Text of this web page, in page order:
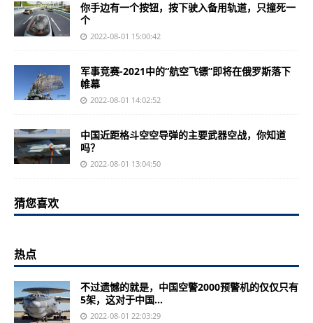
你手边有一个按钮，按下驶入备用轨道，只撞死一
个
2022-08-01 15:00:42
军事竞赛-2021中的“航空飞镖”即将在俄罗斯落下
帷幕
2022-08-01 14:02:52
中国近距格斗空空导弹的主要武器空战，你知道
吗？
2022-08-01 13:04:50
猜您喜欢
热点
不过遗憾的就是，中国空警2000预警机的仅仅只有
5架，这对于中国...
2022-08-01 22:03:29